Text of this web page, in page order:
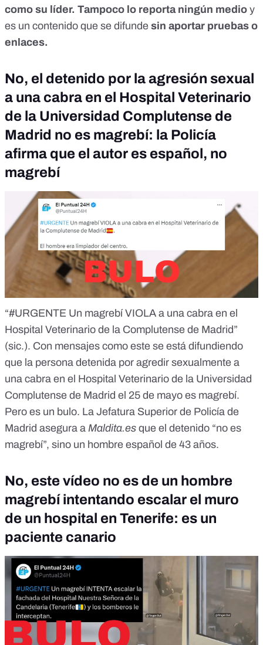
como su líder. Tampoco lo reporta ningún medio y
es un contenido que se difunde sin aportar pruebas o
enlaces.
No, el detenido por la agresión sexual
a una cabra en el Hospital Veterinario
de la Universidad Complutense de
Madrid no es magrebí: la Policía
afirma que el autor es español, no
magrebí
“#URGENTE Un magrebí VIOLA a una cabra en el
Hospital Veterinario de la Complutense de Madrid”
(sic.). Con mensajes como este se está difundiendo
que la persona detenida por agredir sexualmente a
una cabra en el Hospital Veterinario de la Universidad
Complutense de Madrid el 25 de mayo es magrebí.
Pero es un bulo. La Jefatura Superior de Policía de
Madrid asegura a Maldita.es que el detenido “no es
magrebí”, sino un hombre español de 43 años.
No, este vídeo no es de un hombre
magrebí intentando escalar el muro
de un hospital en Tenerife: es un
paciente canario